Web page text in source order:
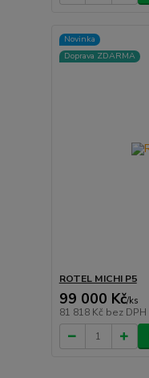
Novinka
Doprava ZDARMA
ROTEL MICHI P5
99 000 Kč/ks
81 818 Kč bez DPH